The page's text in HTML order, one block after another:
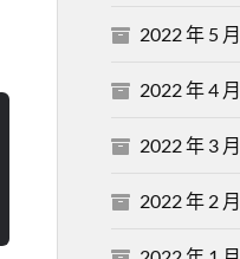
2022 年 5 月
2022 年 4 月
2022 年 3 月
2022 年 2 月